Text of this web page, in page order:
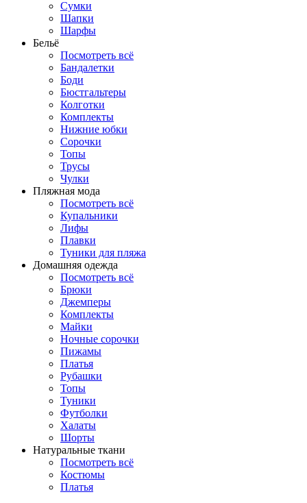
Сумки
Шапки
Шарфы
Бельё
Посмотреть всё
Бандалетки
Боди
Бюстгальтеры
Колготки
Комплекты
Нижние юбки
Сорочки
Топы
Трусы
Чулки
Пляжная мода
Посмотреть всё
Купальники
Лифы
Плавки
Туники для пляжа
Домашняя одежда
Посмотреть всё
Брюки
Джемперы
Комплекты
Майки
Ночные сорочки
Пижамы
Платья
Рубашки
Топы
Туники
Футболки
Халаты
Шорты
Натуральные ткани
Посмотреть всё
Костюмы
Платья